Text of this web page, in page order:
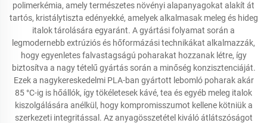
polimerkémia, amely természetes növényi alapanyagokat alakít át
tartós, kristálytiszta edényekké, amelyek alkalmasak meleg és hideg
italok tárolására egyaránt. A gyártási folyamat során a
legmodernebb extrúziós és hőformázási technikákat alkalmazzák,
hogy egyenletes falvastagságú poharakat hozzanak létre, így
biztosítva a nagy tételű gyártás során a minőség konzisztenciáját.
Ezek a nagykereskedelmi PLA-ban gyártott lebomló poharak akár
85 °C-ig is hőállók, így tökéletesek kávé, tea és egyéb meleg italok
kiszolgálására anélkül, hogy kompromisszumot kellene kötniük a
szerkezeti integritással. Az anyagösszetétel kiváló átlátszóságot